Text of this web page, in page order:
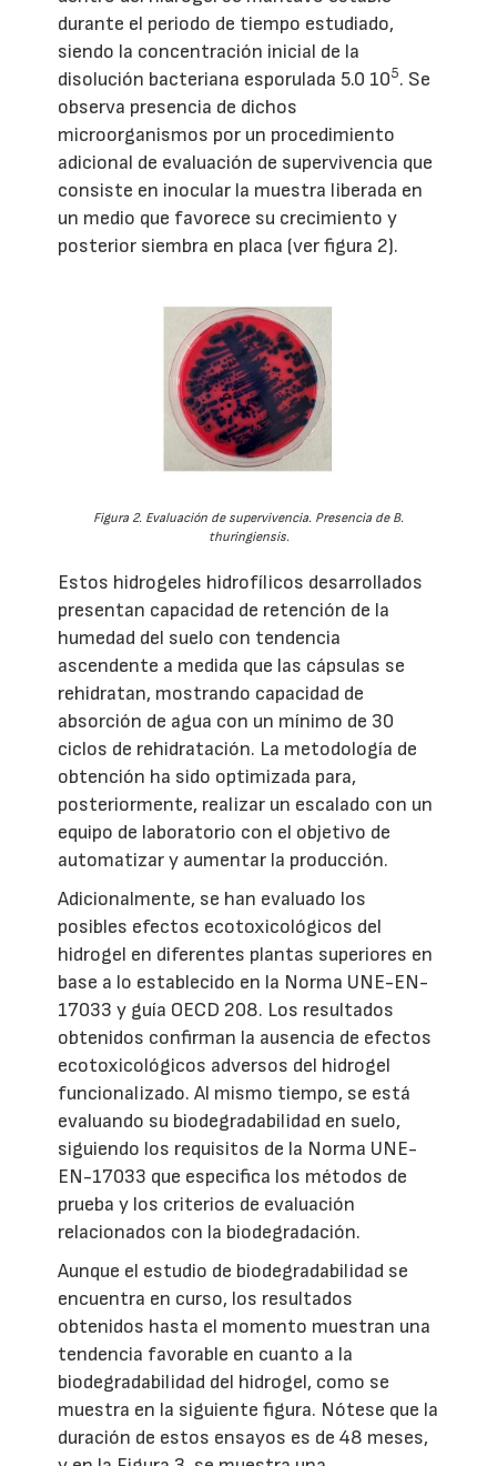
durante el periodo de tiempo estudiado,
siendo la concentración inicial de la
disolución bacteriana esporulada 5.0 105. Se
observa presencia de dichos
microorganismos por un procedimiento
adicional de evaluación de supervivencia que
consiste en inocular la muestra liberada en
un medio que favorece su crecimiento y
posterior siembra en placa (ver figura 2).
Figura 2. Evaluación de supervivencia. Presencia de B.
thuringiensis.
Estos hidrogeles hidrofílicos desarrollados
presentan capacidad de retención de la
humedad del suelo con tendencia
ascendente a medida que las cápsulas se
rehidratan, mostrando capacidad de
absorción de agua con un mínimo de 30
ciclos de rehidratación. La metodología de
obtención ha sido optimizada para,
posteriormente, realizar un escalado con un
equipo de laboratorio con el objetivo de
automatizar y aumentar la producción.
Adicionalmente, se han evaluado los
posibles efectos ecotoxicológicos del
hidrogel en diferentes plantas superiores en
base a lo establecido en la Norma UNE-EN-
17033 y guía OECD 208. Los resultados
obtenidos confirman la ausencia de efectos
ecotoxicológicos adversos del hidrogel
funcionalizado. Al mismo tiempo, se está
evaluando su biodegradabilidad en suelo,
siguiendo los requisitos de la Norma UNE-
EN-17033 que especifica los métodos de
prueba y los criterios de evaluación
relacionados con la biodegradación.
Aunque el estudio de biodegradabilidad se
encuentra en curso, los resultados
obtenidos hasta el momento muestran una
tendencia favorable en cuanto a la
biodegradabilidad del hidrogel, como se
muestra en la siguiente figura. Nótese que la
duración de estos ensayos es de 48 meses,